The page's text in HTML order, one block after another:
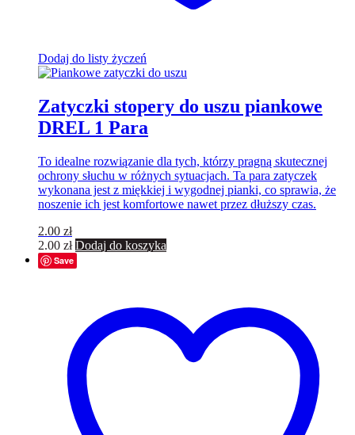
Dodaj do listy życzeń
Zatyczki stopery do uszu piankowe
DREL 1 Para
To idealne rozwiązanie dla tych, którzy pragną skutecznej
ochrony słuchu w różnych sytuacjach. Ta para zatyczek
wykonana jest z miękkiej i wygodnej pianki, co sprawia, że
noszenie ich jest komfortowe nawet przez dłuższy czas.
2.00 zł
2.00 zł Dodaj do koszyka
Save